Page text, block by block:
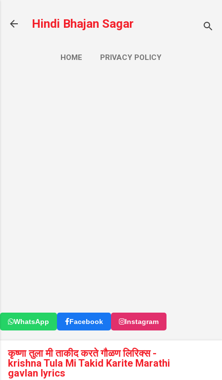
Hindi Bhajan Sagar
HOME PRIVACY POLICY
WhatsApp Facebook Instagram
कृष्णा तुला मी ताकीद करते गौळण लिरिक्स -
krishna Tula Mi Takid Karite Marathi
gavlan lyrics